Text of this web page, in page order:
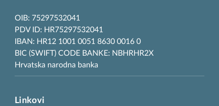
OIB: 75297532041
PDV ID: HR75297532041
IBAN: HR12 1001 0051 8630 0016 0
BIC (SWIFT) CODE BANKE: NBHRHR2X
Hrvatska narodna banka
Linkovi